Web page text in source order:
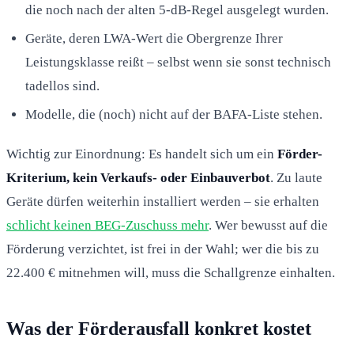
die noch nach der alten 5-dB-Regel ausgelegt wurden.
Geräte, deren LWA-Wert die Obergrenze Ihrer
Leistungsklasse reißt – selbst wenn sie sonst technisch
tadellos sind.
Modelle, die (noch) nicht auf der BAFA-Liste stehen.
Wichtig zur Einordnung: Es handelt sich um ein Förder-
Kriterium, kein Verkaufs- oder Einbauverbot. Zu laute
Geräte dürfen weiterhin installiert werden – sie erhalten
schlicht keinen BEG-Zuschuss mehr. Wer bewusst auf die
Förderung verzichtet, ist frei in der Wahl; wer die bis zu
22.400 € mitnehmen will, muss die Schallgrenze einhalten.
Was der Förderausfall konkret kostet